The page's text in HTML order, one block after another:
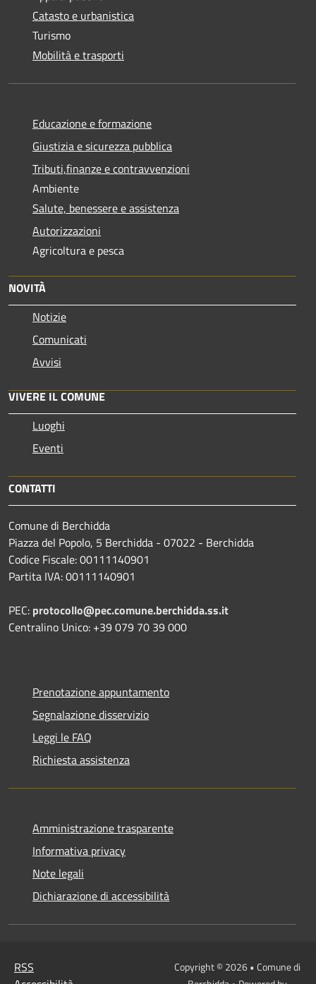
Catasto e urbanistica
Turismo
Mobilità e trasporti
Educazione e formazione
Giustizia e sicurezza pubblica
Tributi,finanze e contravvenzioni
Ambiente
Salute, benessere e assistenza
Autorizzazioni
Agricoltura e pesca
NOVITÀ
Notizie
Comunicati
Avvisi
VIVERE IL COMUNE
Luoghi
Eventi
CONTATTI
Comune di Berchidda
Piazza del Popolo, 5 Berchidda - 07022 - Berchidda
Codice Fiscale: 00111140901
Partita IVA: 00111140901
PEC: protocollo@pec.comune.berchidda.ss.it
Centralino Unico: +39 079 70 39 000
Prenotazione appuntamento
Segnalazione disservizio
Leggi le FAQ
Richiesta assistenza
Amministrazione trasparente
Informativa privacy
Note legali
Dichiarazione di accessibilità
RSS
Copyright © 2026 • Comune di